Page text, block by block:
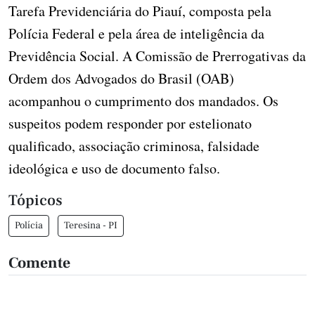
Tarefa Previdenciária do Piauí, composta pela
Polícia Federal e pela área de inteligência da
Previdência Social. A Comissão de Prerrogativas da
Ordem dos Advogados do Brasil (OAB)
acompanhou o cumprimento dos mandados. Os
suspeitos podem responder por estelionato
qualificado, associação criminosa, falsidade
ideológica e uso de documento falso.
Tópicos
Polícia Teresina - PI
Comente